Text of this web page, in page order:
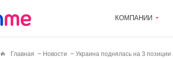
КОМПАНИИ
Главная Новости Украина поднялась на 3 позиции